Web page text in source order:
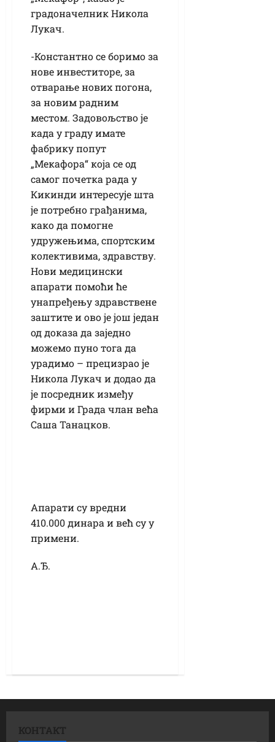
градоначелник Никола
Лукач.
-Константно се боримо за
нове инвеститоре, за
отварање нових погона,
за новим радним
местом. Задовољство је
када у граду имате
фабрику попут
„Мекафора“ која се од
самог почетка рада у
Кикинди интересује шта
је потребно грађанима,
како да помогне
удружењима, спортским
колективима, здравству.
Нови медицински
апарати помоћи ће
унапређењу здравствене
заштите и ово је још један
од доказа да заједно
можемо пуно тога да
урадимо – прецизрао је
Никола Лукач и додао да
је посредник између
фирми и Града члан већа
Саша Танацков.
Апарати су вредни
410.000 динара и већ су у
примени.
А.Ђ.
КОНТАКТ